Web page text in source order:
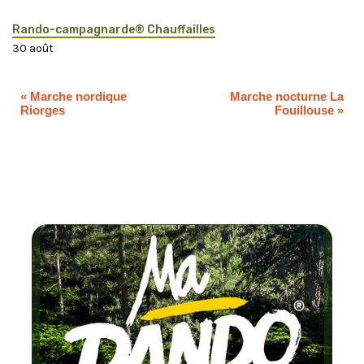
Rando-campagnarde® Chauffailles
30 août
« Marche nordique
Riorges
Marche nocturne La
Fouillouse »
Chaque mois